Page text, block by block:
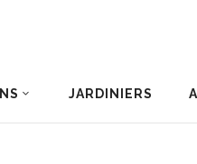
JARDINIERS